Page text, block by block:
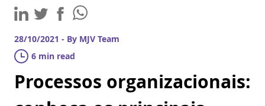
28/10/2021 - By MJV Team
6 min read
Processos organizacionais: